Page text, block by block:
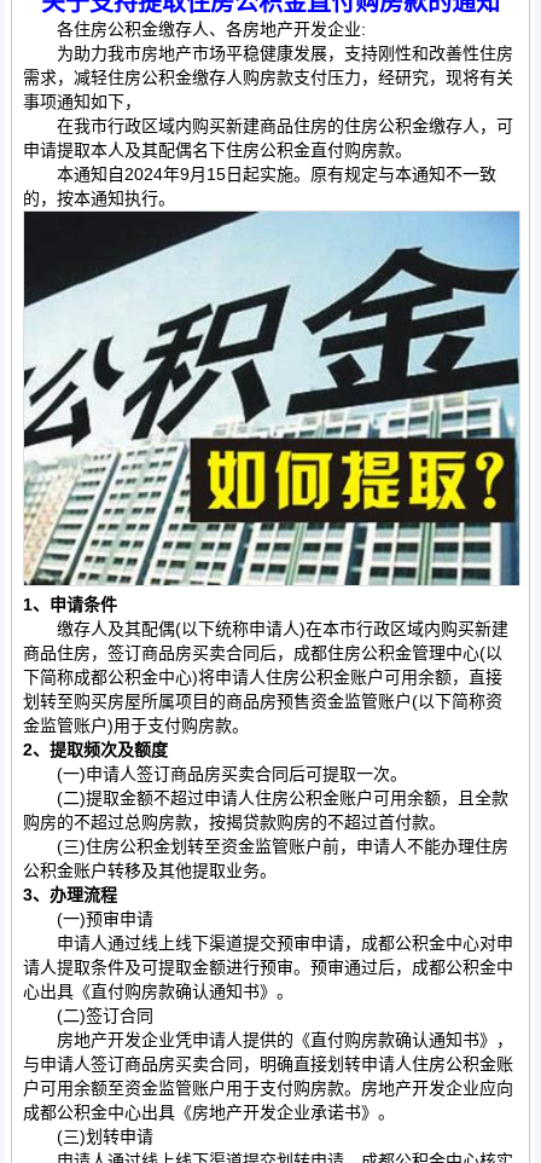
各住房公积金缴存人、各房地产开发企业:
为助力我市房地产市场平稳健康发展，支持刚性和改善性住房
需求，减轻住房公积金缴存人购房款支付压力，经研究，现将有关
事项通知如下，
在我市行政区域内购买新建商品住房的住房公积金缴存人，可
申请提取本人及其配偶名下住房公积金直付购房款。
本通知自2024年9月15日起实施。原有规定与本通知不一致
的，按本通知执行。
1、申请条件
缴存人及其配偶(以下统称申请人)在本市行政区域内购买新建
商品住房，签订商品房买卖合同后，成都住房公积金管理中心(以
下简称成都公积金中心)将申请人住房公积金账户可用余额，直接
划转至购买房屋所属项目的商品房预售资金监管账户(以下简称资
金监管账户)用于支付购房款。
2、 提取频次及额度
(一)申请人签订商品房买卖合同后可提取一次。
(二)提取金额不超过申请人住房公积金账户可用余额，且全款
购房的不超过总购房款，按揭贷款购房的不超过首付款。
(三)住房公积金划转至资金监管账户前，申请人不能办理住房
公积金账户转移及其他提取业务。
3、 办理流程
(一)预审申请
申请人通过线上线下渠道提交预审申请，成都公积金中心对申
请人提取条件及可提取金额进行预审。预审通过后，成都公积金中
心出具《直付购房款确认通知书》。
(二)签订合同
房地产开发企业凭申请人提供的《直付购房款确认通知书》，
与申请人签订商品房买卖合同，明确直接划转申请人住房公积金账
户可用余额至资金监管账户用于支付购房款。房地产开发企业应向
成都公积金中心出具《房地产开发企业承诺书》。
(三)划转申请